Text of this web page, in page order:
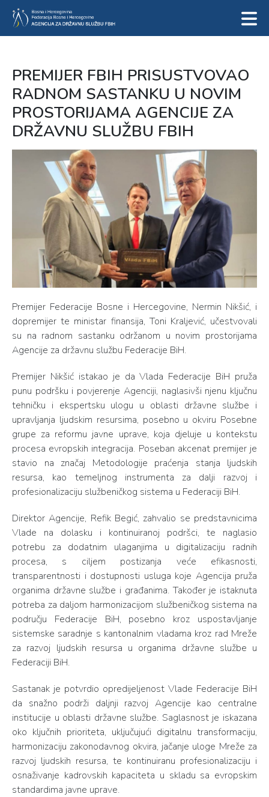
PREMIJER FBIH PRISUSTVOVAO
RADNOM SASTANKU U NOVIM
PROSTORIJAMA AGENCIJE ZA
DRŽAVNU SLUŽBU FBIH
Premijer Federacije Bosne i Hercegovine, Nermin Nikšić, i
dopremijer te ministar finansija, Toni Kraljević, učestvovali
su na radnom sastanku održanom u novim prostorijama
Agencije za državnu službu Federacije BiH.
Premijer Nikšić istakao je da Vlada Federacije BiH pruža
punu podršku i povjerenje Agenciji, naglasivši njenu ključnu
tehničku i ekspertsku ulogu u oblasti državne službe i
upravljanja ljudskim resursima, posebno u okviru Posebne
grupe za reformu javne uprave, koja djeluje u kontekstu
procesa evropskih integracija. Poseban akcenat premijer je
stavio na značaj Metodologije praćenja stanja ljudskih
resursa, kao temeljnog instrumenta za dalji razvoj i
profesionalizaciju službeničkog sistema u Federaciji BiH.
Direktor Agencije, Refik Begić, zahvalio se predstavnicima
Vlade na dolasku i kontinuiranoj podršci, te naglasio
potrebu za dodatnim ulaganjima u digitalizaciju radnih
procesa, s ciljem postizanja veće efikasnosti,
transparentnosti i dostupnosti usluga koje Agencija pruža
organima državne službe i građanima. Također je istaknuta
potreba za daljom harmonizacijom službeničkog sistema na
području Federacije BiH, posebno kroz uspostavljanje
sistemske saradnje s kantonalnim vladama kroz rad Mreže
za razvoj ljudskih resursa u organima državne službe u
Federaciji BiH.
Sastanak je potvrdio opredijeljenost Vlade Federacije BiH
da snažno podrži daljnji razvoj Agencije kao centralne
institucije u oblasti državne službe. Saglasnost je iskazana
oko ključnih prioriteta, uključujući digitalnu transformaciju,
harmonizaciju zakonodavnog okvira, jačanje uloge Mreže za
razvoj ljudskih resursa, te kontinuiranu profesionalizaciju i
osnaživanje kadrovskih kapaciteta u skladu sa evropskim
standardima javne uprave.